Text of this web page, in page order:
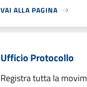
VAI ALLA PAGINA
Ufficio Protocollo
Registra tutta la